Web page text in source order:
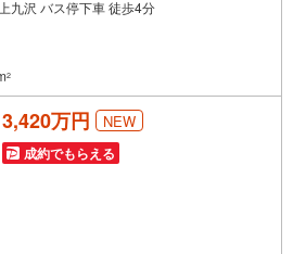
九沢 バス停下車 徒歩4分
2
3,420万円 NEW
成約でもらえる